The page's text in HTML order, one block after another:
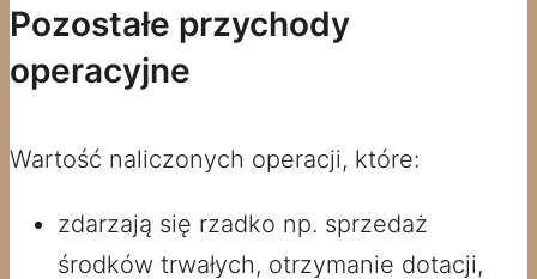
Pozostałe przychody
operacyjne
Wartość naliczonych operacji, które:
zdarzają się rzadko np. sprzedaż
środków trwałych, otrzymanie dotacji,